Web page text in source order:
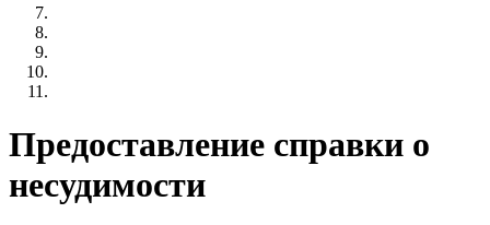
Предоставление справки о
несудимости